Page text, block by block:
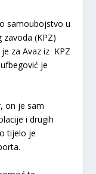
samoubojstvo u
(KPZ)
za Avaz iz KPZ
je
on je sam
i drugih
tijelo je